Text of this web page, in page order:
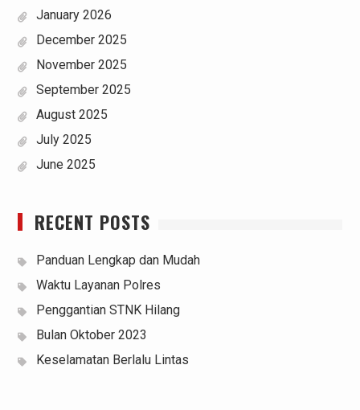
January 2026
December 2025
November 2025
September 2025
August 2025
July 2025
June 2025
RECENT POSTS
Panduan Lengkap dan Mudah
Waktu Layanan Polres
Penggantian STNK Hilang
Bulan Oktober 2023
Keselamatan Berlalu Lintas